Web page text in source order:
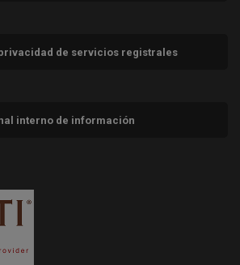
de servicios registrales
interno de información